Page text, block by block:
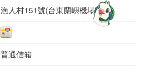
漁人村151號(台東蘭嶼機場前)
普通信箱